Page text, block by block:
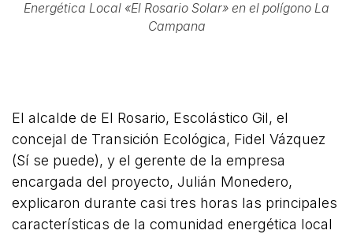
Energética Local «El Rosario Solar» en el polígono La
Campana
El alcalde de El Rosario, Escolástico Gil, el
concejal de Transición Ecológica, Fidel Vázquez
(Sí se puede), y el gerente de la empresa
encargada del proyecto, Julián Monedero,
explicaron durante casi tres horas las principales
características de la comunidad energética local